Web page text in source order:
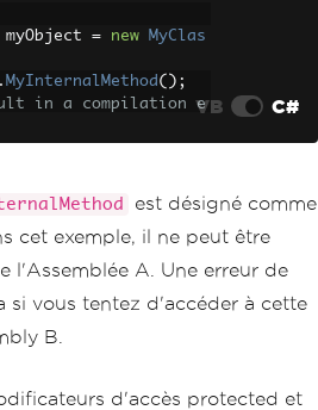
myObject = new
MyClas
. MyInternalMethod ();
in a compilation eVB C#
est désigné comme
cet exemple, il ne peut être
l'Assemblée A. Une erreur de
si vous tentez d'accéder à cette
B.
d'accès protected et